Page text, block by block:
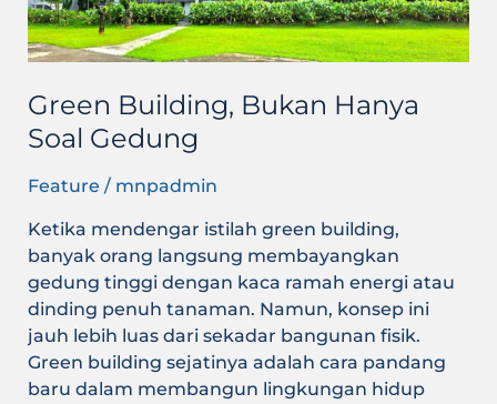
Green Building, Bukan Hanya
Soal Gedung
Feature / mnpadmin
Ketika mendengar istilah green building,
banyak orang langsung membayangkan
gedung tinggi dengan kaca ramah energi atau
dinding penuh tanaman. Namun, konsep ini
jauh lebih luas dari sekadar bangunan fisik.
Green building sejatinya adalah cara pandang
baru dalam membangun lingkungan hidup